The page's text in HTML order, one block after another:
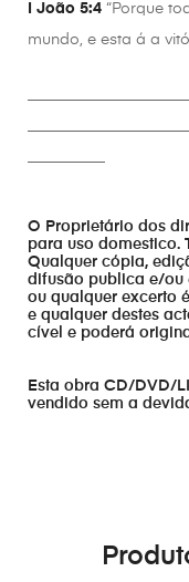
I João 5:4 “Porque
mundo, e esta á a
O Proprietário dos
para uso domestico.
Qualquer cópia,
difusão publica e/ou
ou qualquer excerto
e qualquer destes
cível e poderá
Esta obra CD/DVD/
vendido sem a